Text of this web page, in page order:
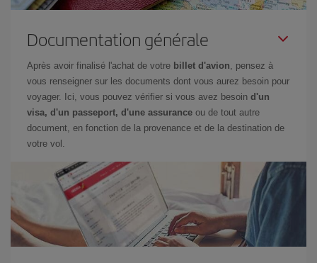
Documentation générale
Après avoir finalisé l'achat de votre billet d'avion, pensez à
vous renseigner sur les documents dont vous aurez besoin pour
voyager. Ici, vous pouvez vérifier si vous avez besoin d'un
visa, d'un passeport, d'une assurance ou de tout autre
document, en fonction de la provenance et de la destination de
votre vol.